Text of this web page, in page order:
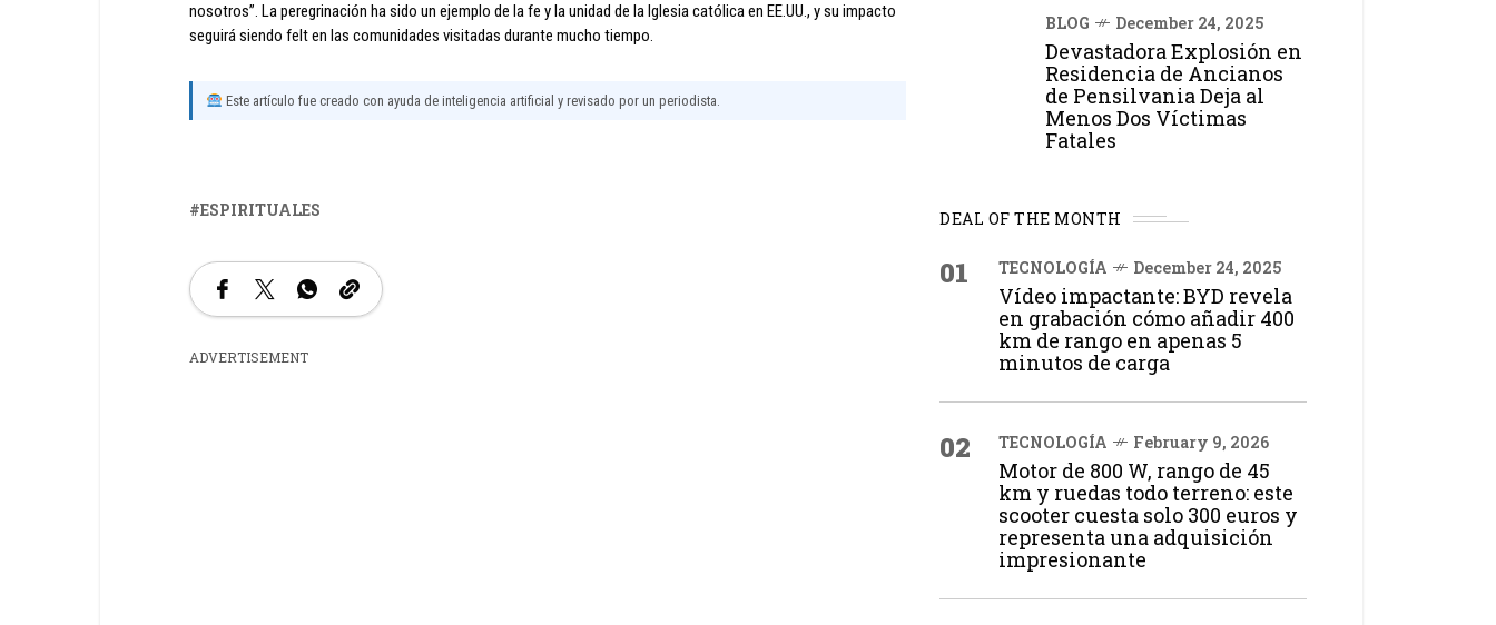
nosotros”. La peregrinación ha sido un ejemplo de la fe y la unidad de la Iglesia católica en EE.UU., y su impacto
seguirá siendo felt en las comunidades visitadas durante mucho tiempo.
Este artículo fue creado con ayuda de inteligencia artificial y revisado por un periodista.
ESPIRITUALES
ADVERTISEMENT
BLOG December 24, 2025
Devastadora Explosión en
Residencia de Ancianos
de Pensilvania Deja al
Menos Dos Víctimas
Fatales
DEAL OF THE MONTH
01 TECNOLOGÍA December 24, 2025
Vídeo impactante: BYD revela
en grabación cómo añadir 400
km de rango en apenas 5
minutos de carga
02 TECNOLOGÍA February 9, 2026
Motor de 800 W, rango de 45
km y ruedas todo terreno: este
scooter cuesta solo 300 euros y
representa una adquisición
impresionante